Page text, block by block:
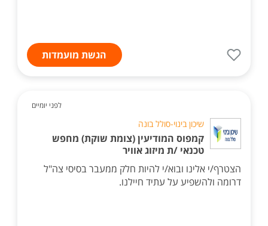
הגשת מועמדות
לפני יומיים
שיכון בינוי-סולל בונה
קמפוס המודיעין (צומת שוקת) מחפש
טכנאי /ת מיזוג אוויר
הצטרף/י אלינו ובוא/י להיות חלק ממעבר בסיסי צה"ל
דרומה ולהשפיע על עתיד חיילנו.